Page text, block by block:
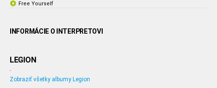
Free Yourself
INFORMÁCIE O INTERPRETOVI
LEGION
-
Zobraziť všetky albumy Legion